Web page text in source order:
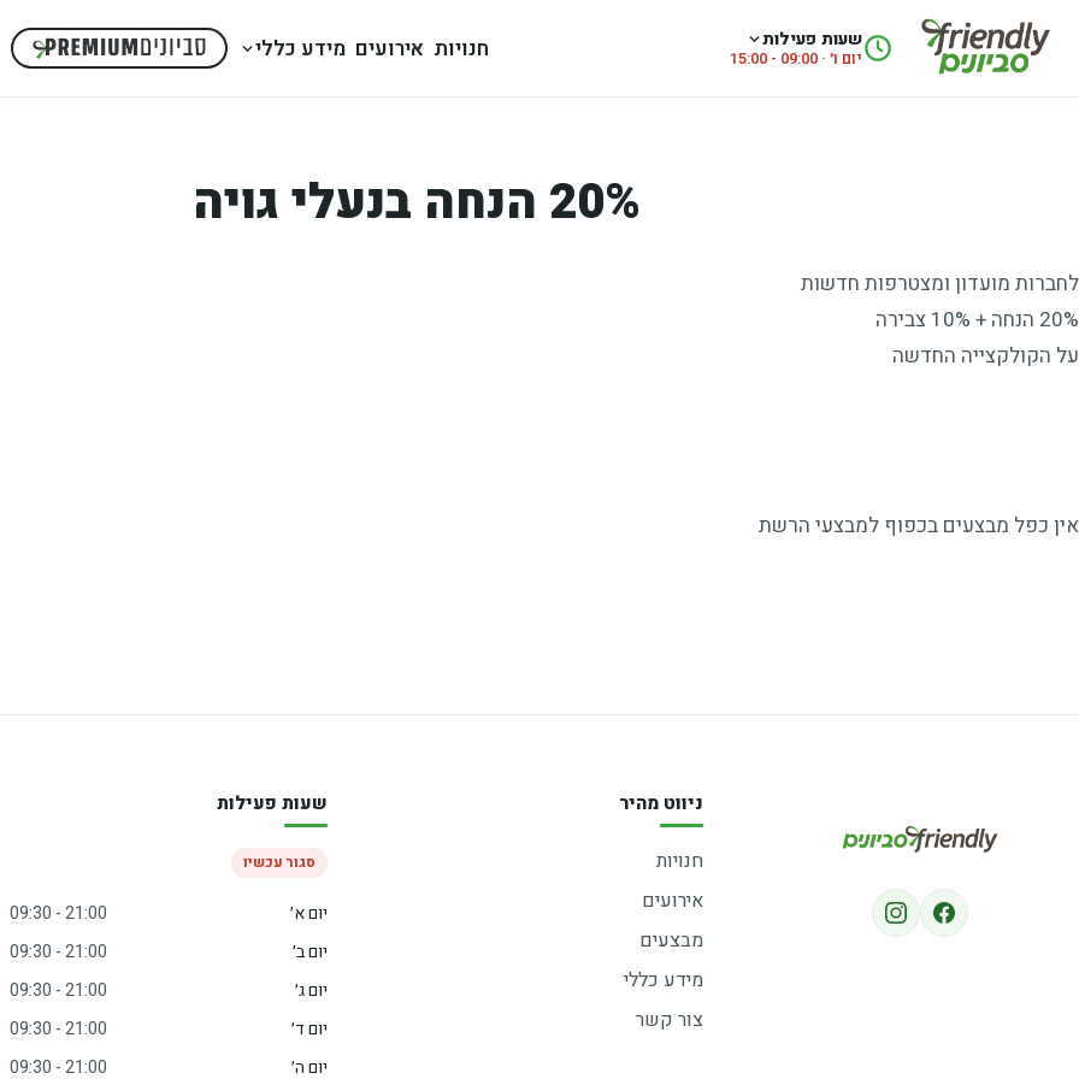
שעות פעילות
יום ו׳ · 09:00 - 15:00 חנויות אירועים מידע כללי
20% הנחה בנעלי גויה
לחברות מועדון ומצטרפות חדשות
20% הנחה + 10% צבירה
על הקולקצייה החדשה
אין כפל מבצעים בכפוף למבצעי הרשת
ניווט מהיר
חנויות
אירועים
מבצעים
מידע כללי
צור קשר
שעות פעילות
סגור עכשיו
יום א׳
09:30 - 21:00
יום ב׳
09:30 - 21:00
יום ג׳
09:30 - 21:00
יום ד׳
09:30 - 21:00
יום ה׳
09:30 - 21:00